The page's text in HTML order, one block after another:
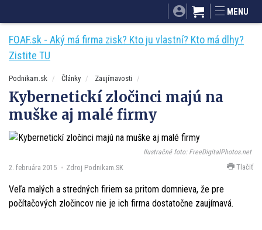
Mnamky-recepty.sk
MENU
FOAF.sk - Aký má firma zisk? Kto ju vlastní? Kto má dlhy?
Zistite TU
Podnikam.sk Články Zaujímavosti
Kybernetickí zločinci majú na
muške aj malé firmy
Ilustračné foto: FreeDigitalPhotos.net
2. februára 2015 Zdroj Podnikam.SK Tlačiť
Veľa malých a stredných firiem sa pritom domnieva, že pre
počítačových zločincov nie je ich firma dostatočne zaujímavá.